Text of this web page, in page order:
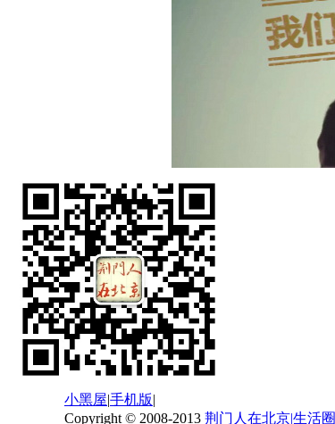
小黑屋|手机版|
Copyright © 2008-2013 荆门人在北京|生活圈